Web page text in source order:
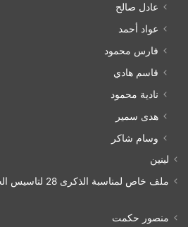
عادل صالح
عواد أحمد
فارس محمود
قاسم هادي
نادية محمود
هدى سمير
وسام شاكر
لينين
ملف خاص لمناسبة الذكرى 28 لتاسيس الحزب الشيوعي العمالي العراقي 1993/07/21
منصور حكمت